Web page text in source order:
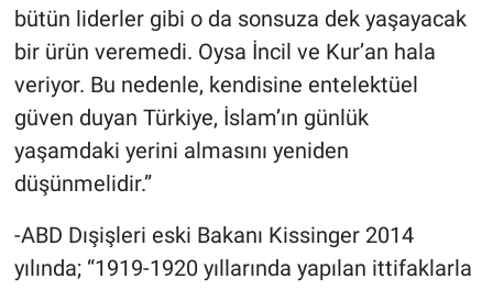
bütün liderler gibi o da sonsuza dek yaşayacak
bir ürün veremedi. Oysa İncil ve Kur’an hala
veriyor. Bu nedenle, kendisine entelektüel
güven duyan Türkiye, İslam’ın günlük
yaşamdaki yerini almasını yeniden
düşünmelidir.”
-ABD Dışişleri eski Bakanı Kissinger 2014
yılında; “1919-1920 yıllarında yapılan ittifaklarla